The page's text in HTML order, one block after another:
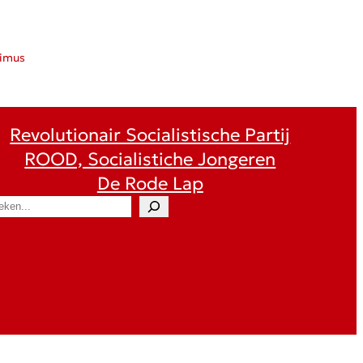
Revolutionair Socialistische Partij
ROOD, Socialistiche Jongeren
De Rode Lap